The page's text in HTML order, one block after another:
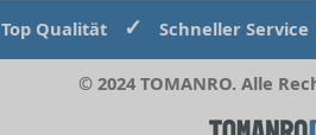
Top Qualität ✓ Schneller Service
© 2024 TOMANRO. Alle